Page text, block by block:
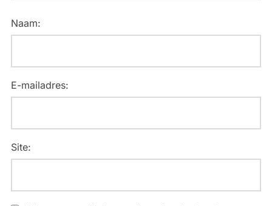
Naam:
E-mailadres:
Site: